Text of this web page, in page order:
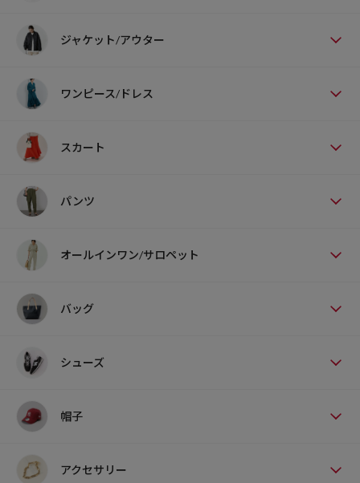
ジャケット/アウター
ワンピース/ドレス
スカート
パンツ
オールインワン/サロペット
バッグ
シューズ
帽子
アクセサリー